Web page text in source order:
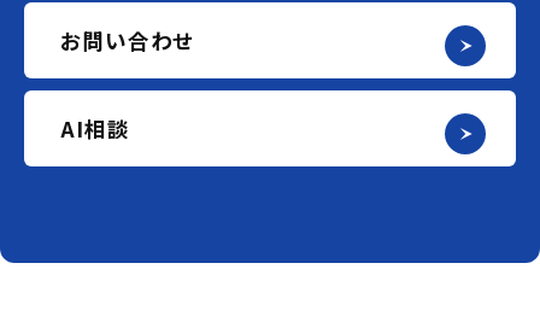
お問い合わせ
AI相談